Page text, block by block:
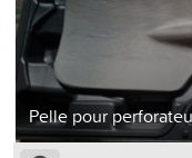
Pelle pour